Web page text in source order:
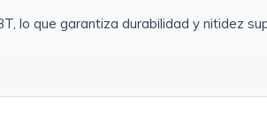
lo que garantiza durabilidad y nitidez